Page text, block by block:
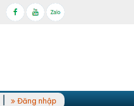
Đăng nhập